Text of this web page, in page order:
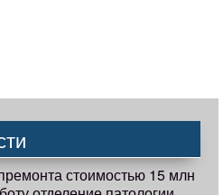
стоимостью 15 млн